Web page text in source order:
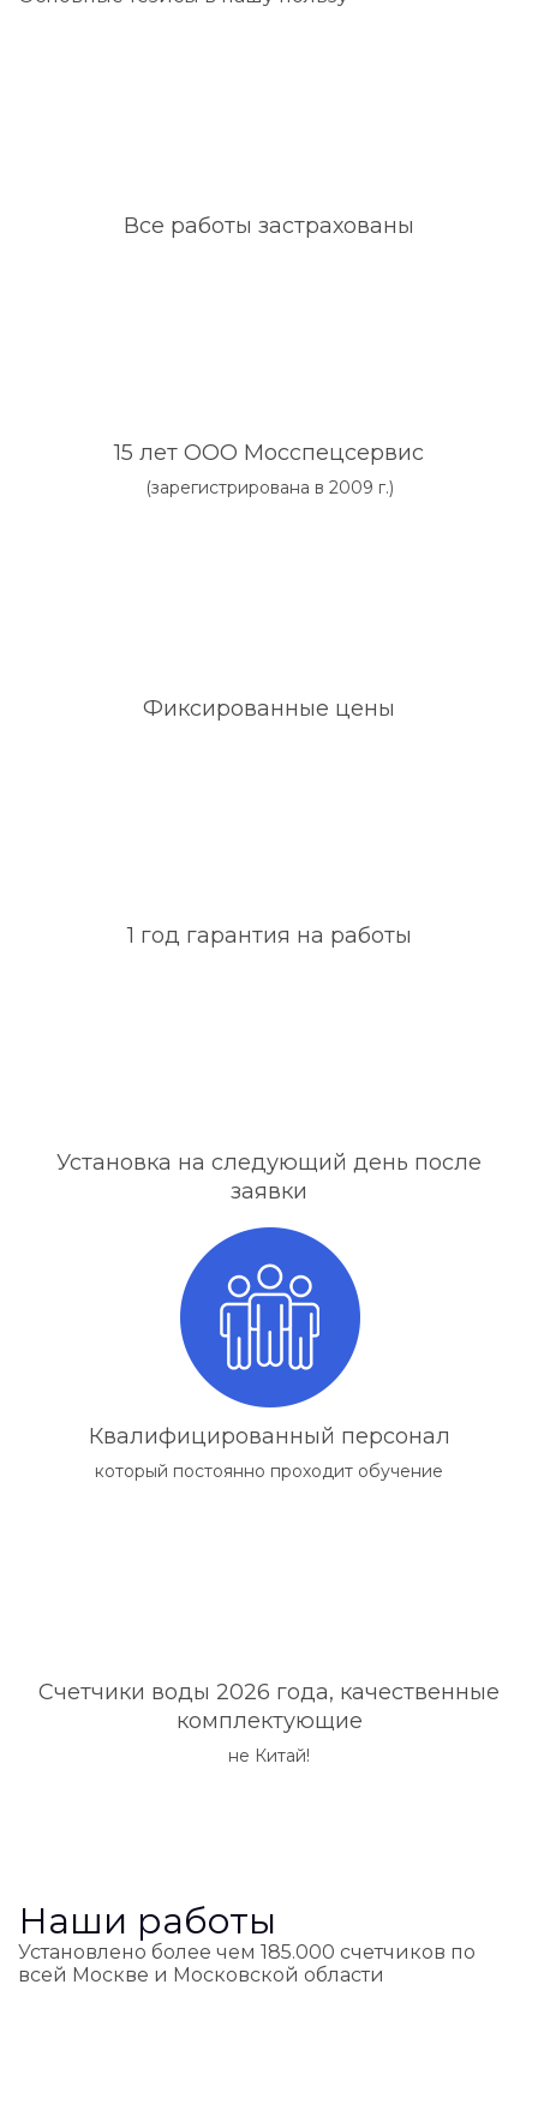
Все работы застрахованы
15 лет ООО Мосспецсервис
(зарегистрирована в 2009 г.)
Фиксированные цены
1 год гарантия на работы
Установка на следующий день после
заявки
Квалифицированный персонал
который постоянно проходит обучение
Счетчики воды 2026 года, качественные
комплектующие
не Китай!
Наши работы
Установлено более чем 185.000 счетчиков по
всей Москве и Московской области